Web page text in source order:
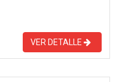
VER DETALLE